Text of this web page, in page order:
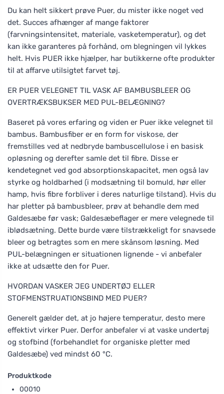
Du kan helt sikkert prøve Puer, du mister ikke noget ved
det. Succes afhænger af mange faktorer
(farvningsintensitet, materiale, vasketemperatur), og det
kan ikke garanteres på forhånd, om blegningen vil lykkes
helt. Hvis PUER ikke hjælper, har butikkerne ofte produkter
til at affarve utilsigtet farvet tøj.
ER PUER VELEGNET TIL VASK AF BAMBUSBLEER OG
OVERTRÆKSBUKSER MED PUL-BELÆGNING?
Baseret på vores erfaring og viden er Puer ikke velegnet til
bambus. Bambusfiber er en form for viskose, der
fremstilles ved at nedbryde bambuscellulose i en basisk
opløsning og derefter samle det til fibre. Disse er
kendetegnet ved god absorptionskapacitet, men også lav
styrke og holdbarhed (i modsætning til bomuld, hør eller
hamp, hvis fibre forbliver i deres naturlige tilstand). Hvis du
har pletter på bambusbleer, prøv at behandle dem med
Galdesæbe før vask; Galdesæbeflager er mere velegnede til
iblødsætning. Dette burde være tilstrækkeligt for snavsede
bleer og betragtes som en mere skånsom løsning. Med
PUL-belægningen er situationen lignende - vi anbefaler
ikke at udsætte den for Puer.
HVORDAN VASKER JEG UNDERTØJ ELLER
STOFMENSTRUATIONSBIND MED PUER?
Generelt gælder det, at jo højere temperatur, desto mere
effektivt virker Puer. Derfor anbefaler vi at vaske undertøj
og stofbind (forbehandlet for organiske pletter med
Galdesæbe) ved mindst 60 °C.
Produktkode
00010